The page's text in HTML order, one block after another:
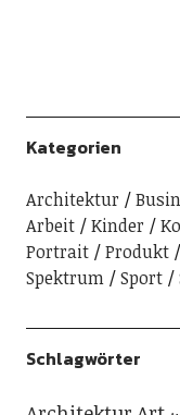
Kategorien
Architektur
Arbeit
Kinder
Portrait
Produkt
Spektrum
Sport
Schlagwörter